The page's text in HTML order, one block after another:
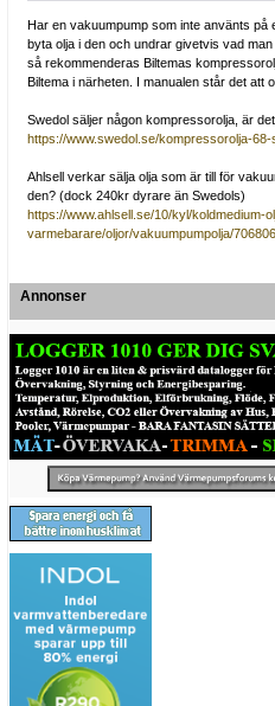
Har en vakuumpump som inte använts
byta olja i den och undrar givetvis vad
så rekommenderas Biltemas
Biltema i närheten. I manualen står det att
Swedol säljer någon kompressorolja, är
https://www.swedol.se/kompressorolja-
Ahlsell verkar sälja olja som är till för
den? (dock 240kr dyrare än Swedols)
https://www.ahlsell.se/10/kyl/koldmedium-
varmebarare/oljor/vakuumpumpolja/
Annonser